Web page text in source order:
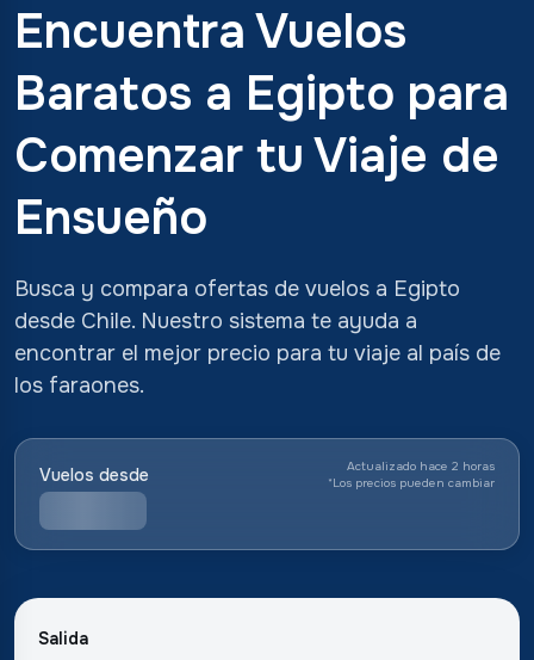
Encuentra Vuelos
Baratos a Egipto para
Comenzar tu Viaje de
Ensueño
Busca y compara ofertas de vuelos a Egipto
desde Chile. Nuestro sistema te ayuda a
encontrar el mejor precio para tu viaje al país de
los faraones.
Vuelos desde
Actualizado hace 2 horas
*Los precios pueden cambiar
Salida